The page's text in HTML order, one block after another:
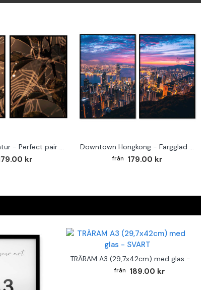
Abstrakt vår natur - Perfect pair poster set
kr
Downtown Hongkong - Färgglad perfect pair poster
179.00 kr
TRÄRAM A3 (29,7x42cm) med glas -
189.00 kr